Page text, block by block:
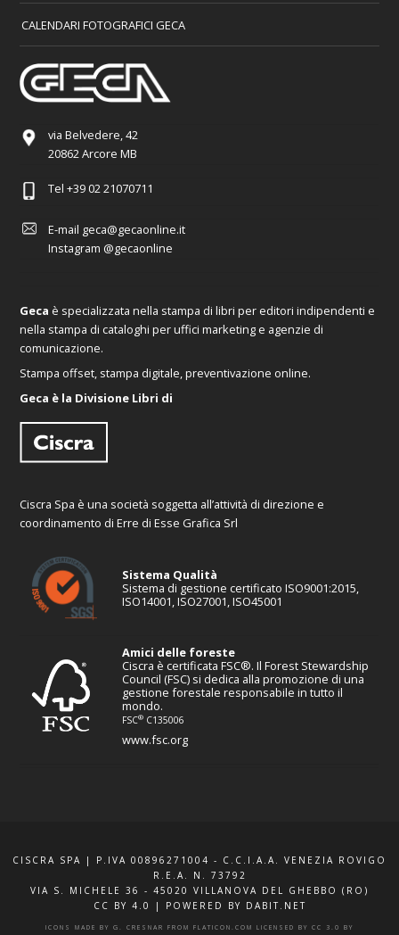
CALENDARI FOTOGRAFICI GECA
via Belvedere, 42
20862 Arcore MB
Tel +39 02 21070711
E-mail geca@gecaonline.it
Instagram @gecaonline
Geca è specializzata nella stampa di libri per editori indipendenti e
nella stampa di cataloghi per uffici marketing e agenzie di
comunicazione.
Stampa offset, stampa digitale, preventivazione online.
Geca è la Divisione Libri di
Ciscra Spa è una società soggetta all’attività di direzione e
coordinamento di Erre di Esse Grafica Srl
Sistema Qualità
Sistema di gestione certificato ISO9001:2015,
ISO14001, ISO27001, ISO45001
Amici delle foreste
Ciscra è certificata FSC®. Il Forest Stewardship
Council (FSC) si dedica alla promozione di una
gestione forestale responsabile in tutto il
mondo.
FSC® C135006
www.fsc.org
CISCRA SPA | P.IVA 00896271004 - C.C.I.A.A. VENEZIA ROVIGO
R.E.A. N. 73792
VIA S. MICHELE 36 - 45020 VILLANOVA DEL GHEBBO (RO)
CC BY 4.0
| POWERED BY DABIT.NET
ICONS MADE BY G. CRESNAR FROM FLATICON.COM LICENSED BY CC 3.0 BY